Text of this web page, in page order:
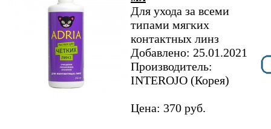
Для ухода за всеми
типами мягких
контактных линз
Добавлено: 25.01.2021
Производитель:
INTEROJO (Корея)
Цена: 370 руб.